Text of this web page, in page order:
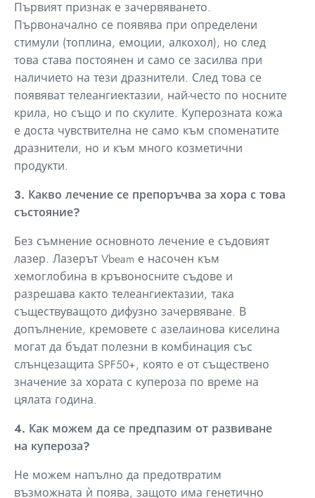
Първият признак е зачервяването.
Първоначално се появява при определени
стимули (топлина, емоции, алкохол), но след
това става постоянен и само се засилва при
наличието на тези дразнители. След това се
появяват телеангиектазии, най-често по носните
крила, но също и по скулите. Куперозната кожа
е доста чувствителна не само към споменатите
дразнители, но и към много козметични
продукти.
3. Какво лечение се препоръчва за хора с това
състояние?
Без съмнение основното лечение е съдовият
лазер. Лазерът Vbeam е насочен към
хемоглобина в кръвоносните съдове и
разрешава както телеангиектазии, така
съществуващото дифузно зачервяване. В
допълнение, кремовете с азелаинова киселина
могат да бъдат полезни в комбинация със
слънцезащита SPF50+, която е от съществено
значение за хората с купероза по време на
цялата година.
4. Как можем да се предпазим от развиване
на купероза?
Не можем напълно да предотвратим
възможната ѝ поява, защото има генетично